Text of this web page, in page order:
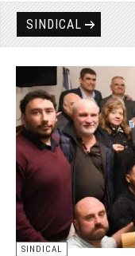
SINDICAL
SINDICAL